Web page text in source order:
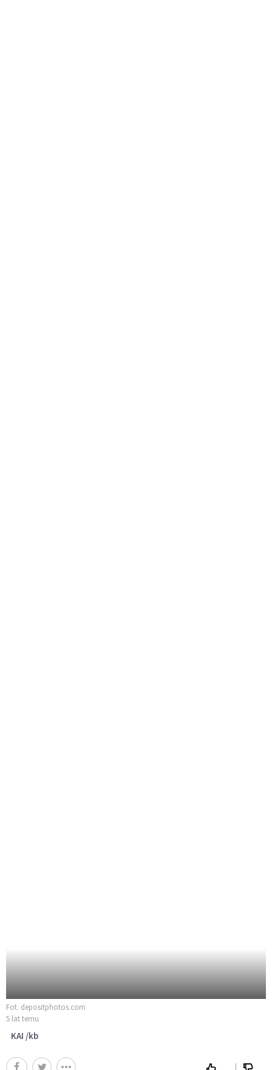
Fot. depositphotos.com
5 lat temu
KAI /kb